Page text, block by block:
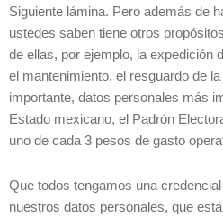
Siguiente lámina. Pero además de
ustedes saben tiene otros
de ellas, por ejemplo, la expedición
el mantenimiento, el resguardo de
importante, datos personales más
Estado mexicano, el Padrón
uno de cada 3 pesos de gasto
Que todos tengamos una
nuestros datos personales, que